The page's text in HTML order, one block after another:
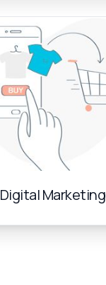
Digital Marketing